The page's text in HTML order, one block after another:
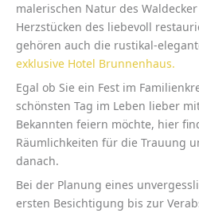
malerischen Natur des
Herzstücken des liebevoll
gehören auch die rustikal-
exklusive Hotel Brunnenhaus.
Egal ob Sie ein Fest im
schönsten Tag im Leben lieber
Bekannten feiern möchte, hier
Räumlichkeiten für die Trauung
danach.
Bei der Planung eines
ersten Besichtigung bis zur